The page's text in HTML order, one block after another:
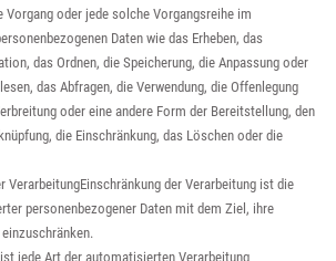
Vorgang oder jede solche Vorgangsreihe im
Daten wie das Erheben, das
das Ordnen, die Speicherung, die Anpassung oder
das Abfragen, die Verwendung, die Offenlegung
oder eine andere Form der Bereitstellung, den
die Einschränkung, das Löschen oder die
der Verarbeitung ist die
personenbezogener Daten mit dem Ziel, ihre
jede Art der automatisierten Verarbeitung